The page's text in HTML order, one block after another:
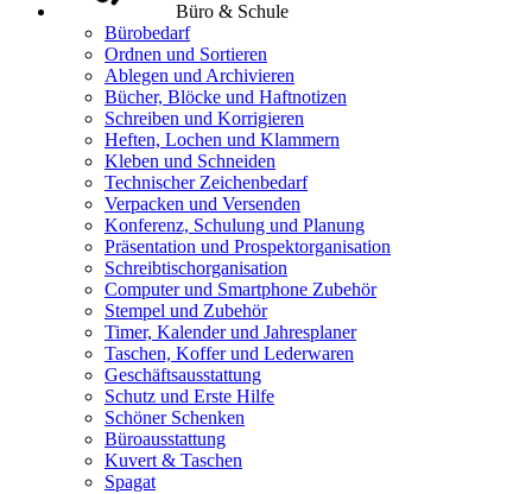
Büro & Schule
Bürobedarf
Ordnen und Sortieren
Ablegen und Archivieren
Bücher, Blöcke und Haftnotizen
Schreiben und Korrigieren
Heften, Lochen und Klammern
Kleben und Schneiden
Technischer Zeichenbedarf
Verpacken und Versenden
Konferenz, Schulung und Planung
Präsentation und Prospektorganisation
Schreibtischorganisation
Computer und Smartphone Zubehör
Stempel und Zubehör
Timer, Kalender und Jahresplaner
Taschen, Koffer und Lederwaren
Geschäftsausstattung
Schutz und Erste Hilfe
Schöner Schenken
Büroausstattung
Kuvert & Taschen
Spagat